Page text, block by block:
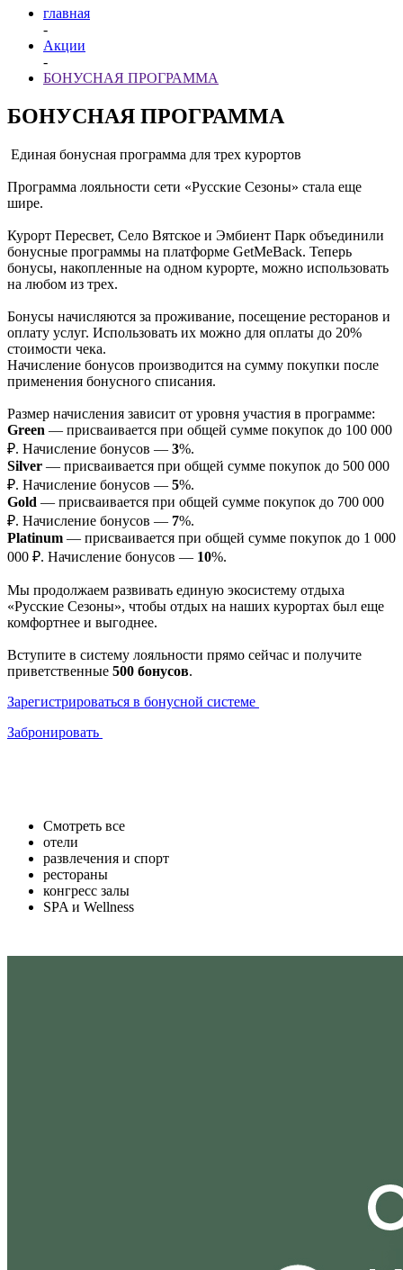
главная
-
Акции
-
БОНУСНАЯ ПРОГРАММА
БОНУСНАЯ ПРОГРАММА
Единая бонусная программа для трех курортов
Программа лояльности сети «Русские Сезоны» стала еще
шире.
Курорт Пересвет, Село Вятское и Эмбиент Парк объединили
бонусные программы на платформе GetMeBack. Теперь
бонусы, накопленные на одном курорте, можно использовать
на любом из трех.
Бонусы начисляются за проживание, посещение ресторанов и
оплату услуг. Использовать их можно для оплаты до 20%
стоимости чека.
Начисление бонусов производится на сумму покупки после
применения бонусного списания.
Размер начисления зависит от уровня участия в программе:
Green — присваивается при общей сумме покупок до 100 000
₽. Начисление бонусов — 3%.
Silver — присваивается при общей сумме покупок до 500 000
₽. Начисление бонусов — 5%.
Gold — присваивается при общей сумме покупок до 700 000
₽. Начисление бонусов — 7%.
Platinum — присваивается при общей сумме покупок до 1 000
000 ₽. Начисление бонусов — 10%.
Мы продолжаем развивать единую экосистему отдыха
«Русские Сезоны», чтобы отдых на наших курортах был еще
комфортнее и выгоднее.
Вступите в систему лояльности прямо сейчас и получите
приветственные 500 бонусов.
Зарегистрироваться в бонусной системе
Забронировать
Смотреть все
отели
развлечения и спорт
рестораны
конгресс залы
SPA и Wellness